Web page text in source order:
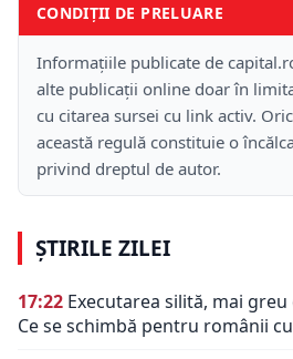
CONDIȚII DE PRELUARE
Informațiile publicate de
alte publicații online doar în
cu citarea sursei cu link activ.
această regulă constituie o
privind dreptul de autor.
ȘTIRILE ZILEI
17:22 Executarea silită, mai
Ce se schimbă pentru românii